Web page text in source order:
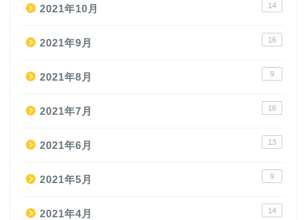
2021年10月 14
2021年9月 16
2021年8月 9
2021年7月 16
2021年6月 13
2021年5月 9
2021年4月 14